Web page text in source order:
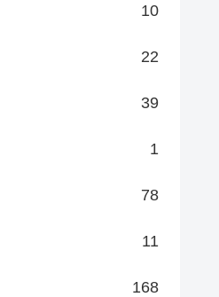
10
22
39
1
78
11
168